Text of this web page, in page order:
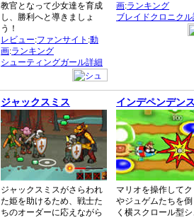
教官となって少女達を育成
し、勝利へと導きましょ
う！
レビュー:ファンサイト :動
画:ランキング
シューティングガール詳細
画:ランキング
ブレイドクロニク
ジャックスミス
ジャックスミスがさらわれ
た姫を助けるため、戦士た
ちのオーダーに応えながら
インデペンデン
マリオを操作して
やジュゲムたちを
く横スクロール型